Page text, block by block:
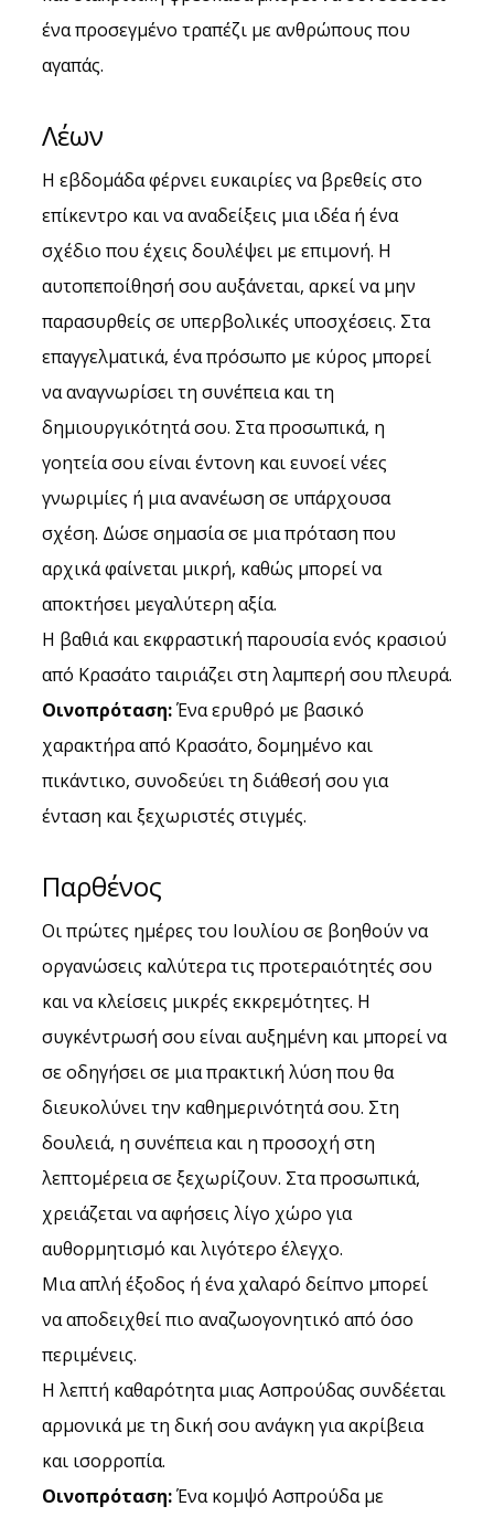
ένα προσεγμένο τραπέζι με ανθρώπους που
αγαπάς.
Λέων
Η εβδομάδα φέρνει ευκαιρίες να βρεθείς στο
επίκεντρο και να αναδείξεις μια ιδέα ή ένα
σχέδιο που έχεις δουλέψει με επιμονή. Η
αυτοπεποίθησή σου αυξάνεται, αρκεί να μην
παρασυρθείς σε υπερβολικές υποσχέσεις. Στα
επαγγελματικά, ένα πρόσωπο με κύρος μπορεί
να αναγνωρίσει τη συνέπεια και τη
δημιουργικότητά σου. Στα προσωπικά, η
γοητεία σου είναι έντονη και ευνοεί νέες
γνωριμίες ή μια ανανέωση σε υπάρχουσα
σχέση. Δώσε σημασία σε μια πρόταση που
αρχικά φαίνεται μικρή, καθώς μπορεί να
αποκτήσει μεγαλύτερη αξία.
Η βαθιά και εκφραστική παρουσία ενός κρασιού
από Κρασάτο ταιριάζει στη λαμπερή σου πλευρά.
Οινοπρόταση: Ένα ερυθρό με βασικό
χαρακτήρα από Κρασάτο, δομημένο και
πικάντικο, συνοδεύει τη διάθεσή σου για
ένταση και ξεχωριστές στιγμές.
Παρθένος
Οι πρώτες ημέρες του Ιουλίου σε βοηθούν να
οργανώσεις καλύτερα τις προτεραιότητές σου
και να κλείσεις μικρές εκκρεμότητες. Η
συγκέντρωσή σου είναι αυξημένη και μπορεί να
σε οδηγήσει σε μια πρακτική λύση που θα
διευκολύνει την καθημερινότητά σου. Στη
δουλειά, η συνέπεια και η προσοχή στη
λεπτομέρεια σε ξεχωρίζουν. Στα προσωπικά,
χρειάζεται να αφήσεις λίγο χώρο για
αυθορμητισμό και λιγότερο έλεγχο.
Μια απλή έξοδος ή ένα χαλαρό δείπνο μπορεί
να αποδειχθεί πιο αναζωογονητικό από όσο
περιμένεις.
Η λεπτή καθαρότητα μιας Ασπρούδας συνδέεται
αρμονικά με τη δική σου ανάγκη για ακρίβεια
και ισορροπία.
Οινοπρόταση: Ένα κομψό Ασπρούδα με